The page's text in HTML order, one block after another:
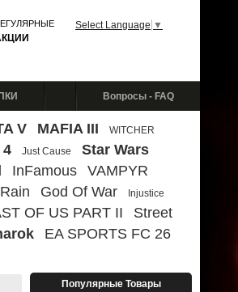
Select Language ▼
Вопросы - FAQ
V MAFIA III WITCHER
4 Just Cause
Star Wars
InFamous
VAMPYR
God Of War
Injustice
OF US PART II
Street
EA SPORTS FC 26
Популярные Товары